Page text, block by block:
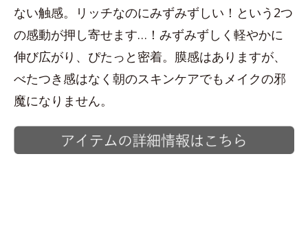
ない触感。リッチなのにみずみずしい！という2つ
の感動が押し寄せます…！みずみずしく軽やかに
伸び広がり、ぴたっと密着。膜感はありますが、
べたつき感はなく朝のスキンケアでもメイクの邪
魔になりません。